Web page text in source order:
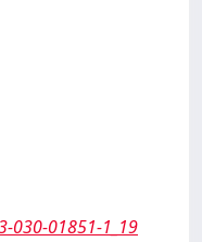
030-01851-1_19